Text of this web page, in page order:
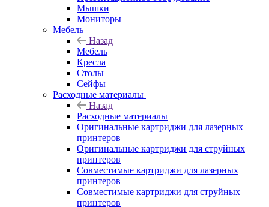
Мышки
Мониторы
Мебель
Назад
Мебель
Кресла
Столы
Сейфы
Расходные материалы
Назад
Расходные материалы
Оригинальные картриджи для лазерных
принтеров
Оригинальные картриджи для струйных
принтеров
Совместимые картриджи для лазерных
принтеров
Совместимые картриджи для струйных
принтеров